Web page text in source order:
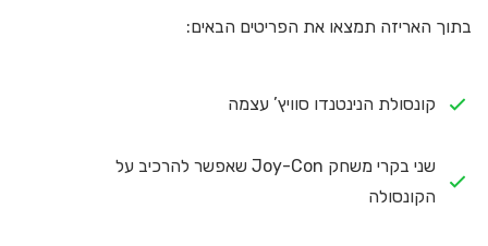
בתוך האריזה תמצאו את הפריטים הבאים:
קונסולת הנינטנדו סוויץ’ עצמה
שני בקרי משחק Joy-Con שאפשר להרכיב על
הקונסולה